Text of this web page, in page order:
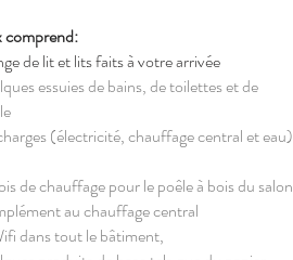
comprend:
de lit et lits faits à votre arrivée
essuies de bains, de toilettes et de
(électricité, chauffage central et eau)
de chauffage pour le poêle à bois du salon
au chauffage central
dans tout le bâtiment,